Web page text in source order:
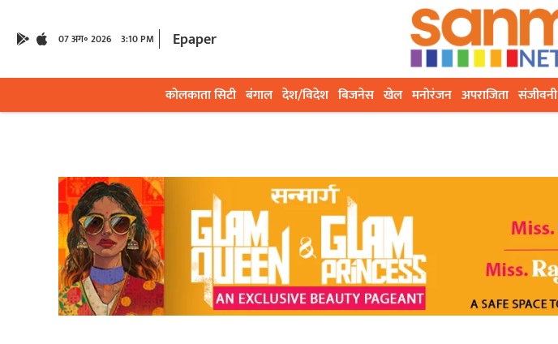
07 अग॰ 2026 3:10 PM Epaper
कोलकाता सिटी बंगाल देश/विदेश बिजनेस खेल मनोरंजन अपराजिता संजीवनी